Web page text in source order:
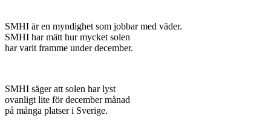
SMHI är en myndighet som jobbar med väder.
SMHI har mätt hur mycket solen
har varit framme under december.
SMHI säger att solen har lyst
ovanligt lite för december månad
på många platser i Sverige.